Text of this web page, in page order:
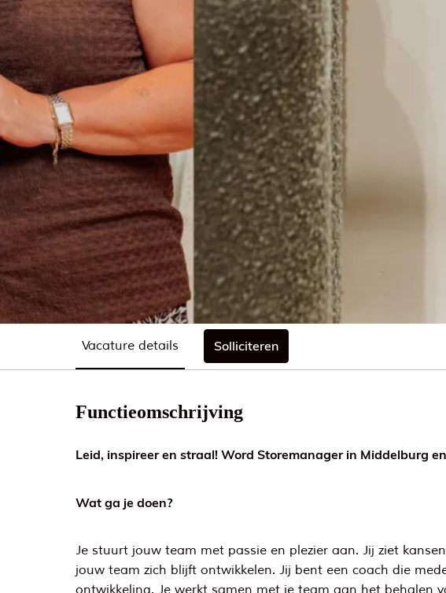
Vacature details Solliciteren
Functieomschrijving
Leid, inspireer en straal! Word Storemanager in Middelburg
Wat ga je doen?
Je stuurt jouw team met passie en plezier aan. Jij ziet
jouw team zich blijft ontwikkelen. Jij bent een coach die
ontwikkeling. Je werkt samen met je team aan het behalen